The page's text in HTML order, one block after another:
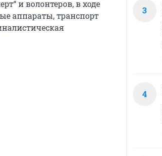
и волонтеров, в ходе
аппараты, транспорт
3
4